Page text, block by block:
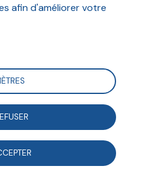
afin d'améliorer votre